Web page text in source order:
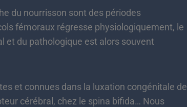
nourrisson sont des périodes
fémoraux régresse physiologiquement, le
et du pathologique est alors souvent
connues dans la luxation congénitale de
cérébral, chez le spina bifida… Nous